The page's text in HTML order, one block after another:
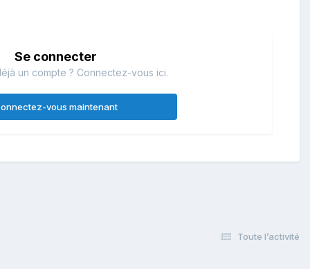
Se connecter
un compte ? Connectez-vous ici.
vous maintenant
Toute l’activité